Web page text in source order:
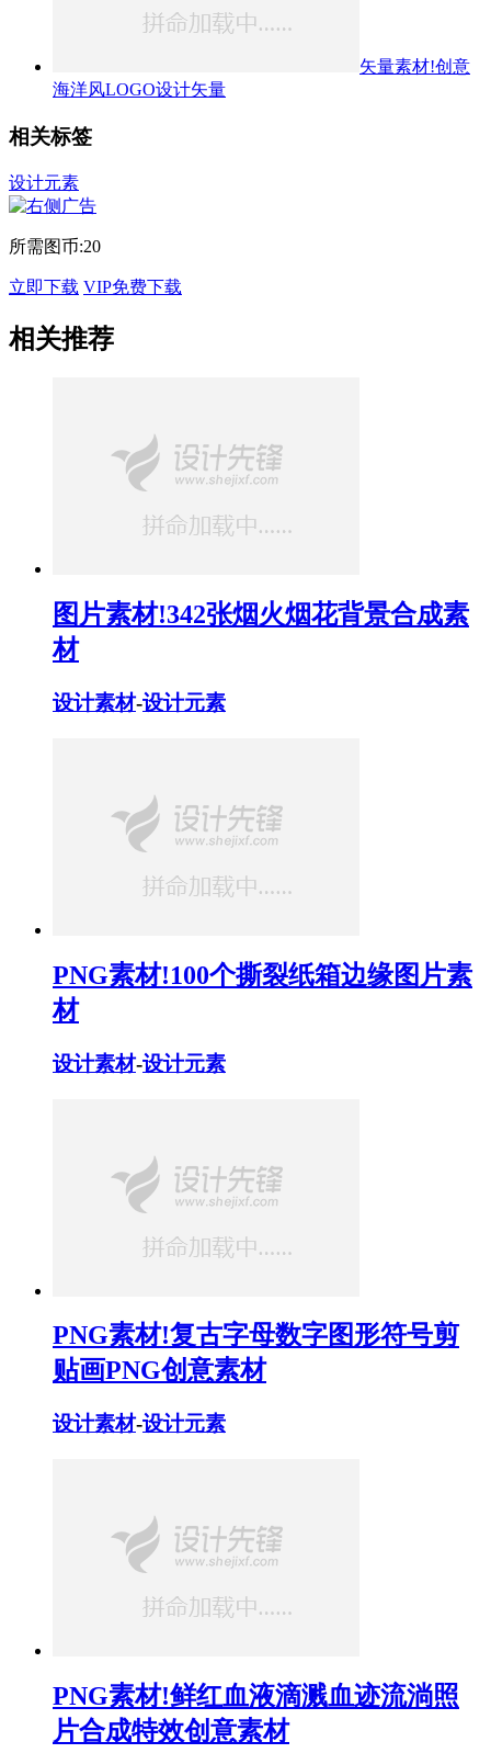
矢量素材!创意
海洋风LOGO设计矢量
相关标签
设计元素
所需图币:20
立即下载 VIP免费下载
相关推荐
图片素材!342张烟火烟花背景合成素
材
设计素材-设计元素
PNG素材!100个撕裂纸箱边缘图片素
材
设计素材-设计元素
PNG素材!复古字母数字图形符号剪
贴画PNG创意素材
设计素材-设计元素
PNG素材!鲜红血液滴溅血迹流淌照
片合成特效创意素材